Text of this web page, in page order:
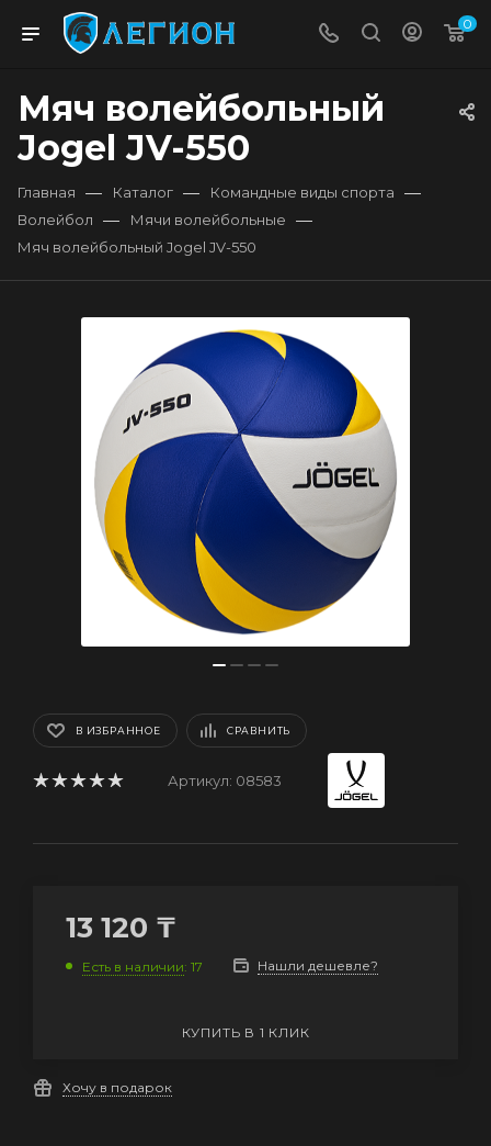
0
Мяч волейбольный
Jogel JV-550
Главная — Каталог — Командные виды спорта —
Волейбол — Мячи волейбольные —
Мяч волейбольный Jogel JV-550
В ИЗБРАННОЕ СРАВНИТЬ
Артикул: 08583
13 120 ₸
Есть в наличии: 17 Нашли дешевле?
КУПИТЬ В 1 КЛИК
Хочу в подарок